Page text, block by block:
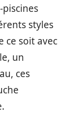
styles
ce soit avec
un
ces